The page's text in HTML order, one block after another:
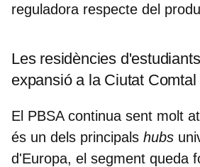
reguladora respecte del
Les residències
expansió a la Ciutat Comtal
El PBSA continua sent molt
és un dels principals hubs
d'Europa, el segment queda